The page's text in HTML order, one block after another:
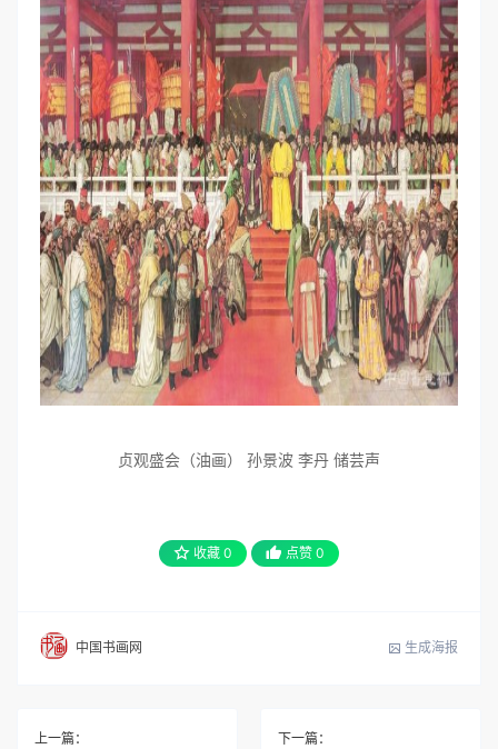
贞观盛会（油画） 孙景波 李丹 储芸声
收藏 0 点赞 0
中国书画网 生成海报
上一篇：
下一篇：